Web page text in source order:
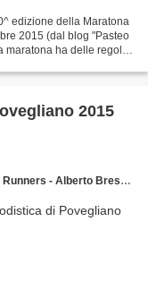
edizione della Maratona
2015 (dal blog "Pasteo
ha delle regole
2015
- Alberto Bressan)